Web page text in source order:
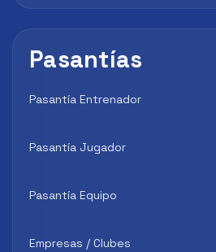
Pasantías
Pasantía Entrenador
Pasantía Jugador
Pasantía Equipo
Empresas / Clubes